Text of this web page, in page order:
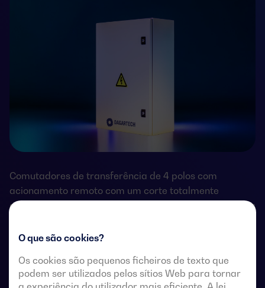
O que são cookies?
Os cookies são pequenos ficheiros de texto que
podem ser utilizados pelos sítios Web para tornar
Comutadores de transferência de 4 polos com
acionamento remoto com um corte totalmente
aparente. Permitem a transferência em carga de duas
remotos sem tensão, a partir de um controlador
ou um interruptor.